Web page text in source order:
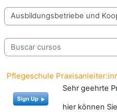
Categorías
Buscar cursos
Pflegeschule
Sehr geehrte
hier können